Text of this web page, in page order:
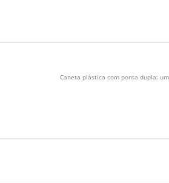
Caneta plástica com ponta dupla: